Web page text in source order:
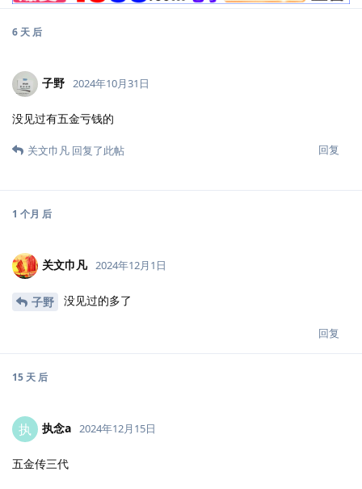
6 天 后
子野 2024年10月31日
没见过有五金亏钱的
回复
关文巾凡 回复了此帖
1 个月 后
关文巾凡 2024年12月1日
子野 没见过的多了
回复
15 天 后
执 执念a 2024年12月15日
五金传三代